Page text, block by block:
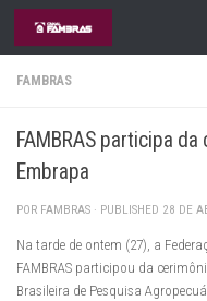
Skip to content
FAMBRAS
FAMBRAS participa
Embrapa
POR FAMBRAS · PUBLISHED 28 DE
Na tarde de ontem (27), a
FAMBRAS participou da
Brasileira de Pesquisa